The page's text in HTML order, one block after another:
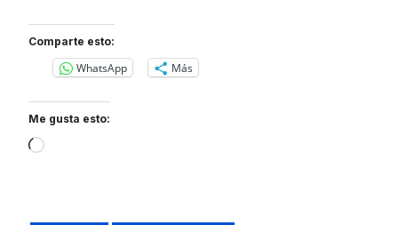
Comparte esto:
WhatsApp Más
Me gusta esto:
Loading…